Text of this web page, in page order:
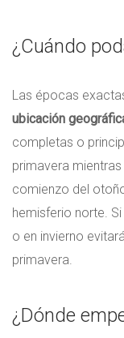
¿Cuándo
Las épocas
ubicación
completas o
primavera
comienzo del
hemisferio norte.
o en invierno
primavera.
¿Dónde